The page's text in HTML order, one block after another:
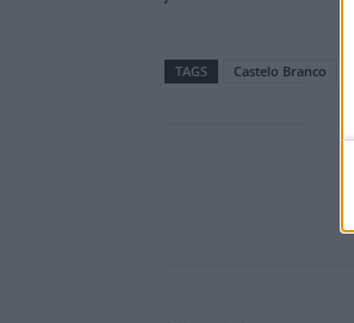
TAGS Castelo Branco